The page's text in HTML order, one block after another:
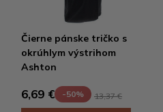
Čierne pánske tričko s
okrúhlym výstrihom
Ashton
6,69 € -50% 13,37 €